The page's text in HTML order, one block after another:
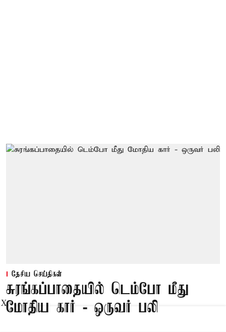
தேசிய செய்திகள்
சுரங்கப்பாதையில் டெம்போ மீது
மோதிய கார் - ஒருவர் பலி
X